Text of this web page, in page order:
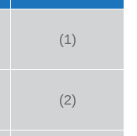
(1)
(2)